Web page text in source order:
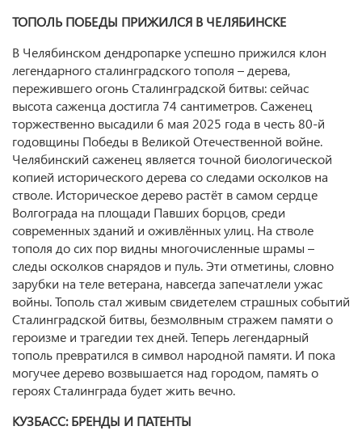
ТОПОЛЬ ПОБЕДЫ ПРИЖИЛСЯ В ЧЕЛЯБИНСКЕ
В Челябинском дендропарке успешно прижился клон
легендарного сталинградского тополя – дерева,
пережившего огонь Сталинградской битвы: сейчас
высота саженца достигла 74 сантиметров. Саженец
торжественно высадили 6 мая 2025 года в честь 80‑й
годовщины Победы в Великой Отечественной войне.
Челябинский саженец является точной биологической
копией исторического дерева со следами осколков на
стволе. Историческое дерево растёт в самом сердце
Волгограда на площади Павших борцов, среди
современных зданий и оживлённых улиц. На стволе
тополя до сих пор видны многочисленные шрамы –
следы осколков снарядов и пуль. Эти отметины, словно
зарубки на теле ветерана, навсегда запечатлели ужас
войны. Тополь стал живым свидетелем страшных событий
Сталинградской битвы, безмолвным стражем памяти о
героизме и трагедии тех дней. Теперь легендарный
тополь превратился в символ народной памяти. И пока
могучее дерево возвышается над городом, память о
героях Сталинграда будет жить вечно.
КУЗБАСС: БРЕНДЫ И ПАТЕНТЫ